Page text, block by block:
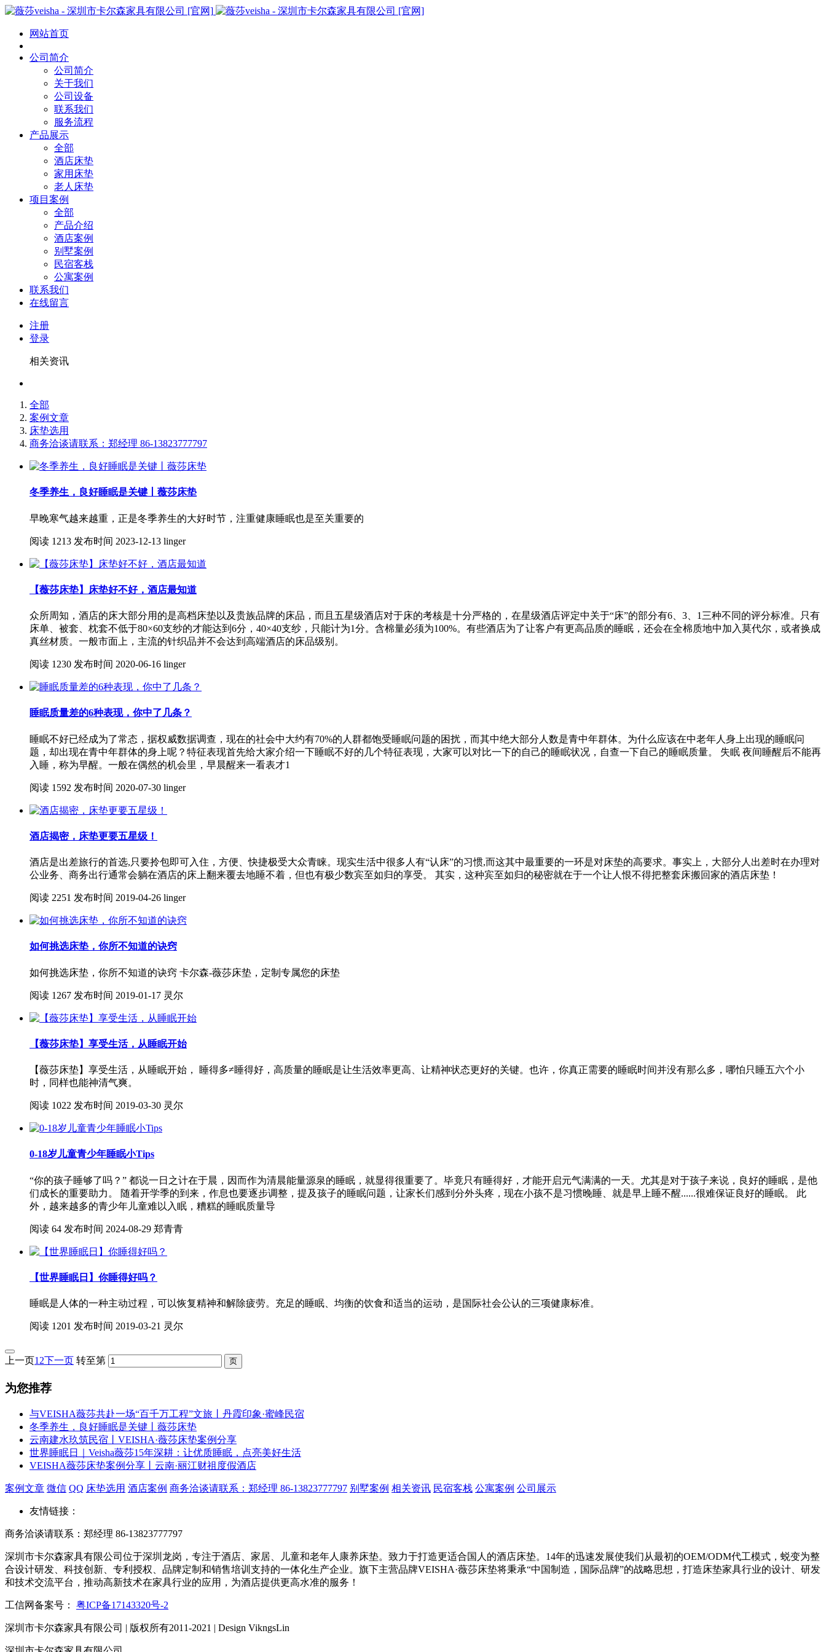
网站首页
公司简介
公司简介
关于我们
公司设备
联系我们
服务流程
产品展示
全部
酒店床垫
家用床垫
老人床垫
项目案例
全部
产品介绍
酒店案例
别墅案例
民宿客栈
公寓案例
联系我们
在线留言
注册
登录
相关资讯
全部
案例文章
床垫选用
商务洽谈请联系：郑经理 86-13823777797
冬季养生，良好睡眠是关键丨薇莎床垫
早晚寒气越来越重，正是冬季养生的大好时节，注重健康睡眠也是至关重要的
阅读 1213 发布时间 2023-12-13 linger
【薇莎床垫】床垫好不好，酒店最知道
众所周知，酒店的床大部分用的是高档床垫以及贵族品牌的床品，而且五星级酒店对于床的考核是十分严格的，在星级酒店评定中关于“床”的部分有6、3、1三种不同的评分标准。只有
床单、被套、枕套不低于80×60支纱的才能达到6分，40×40支纱，只能计为1分。含棉量必须为100%。有些酒店为了让客户有更高品质的睡眠，还会在全棉质地中加入莫代尔，或者换成
真丝材质。一般市面上，主流的针织品并不会达到高端酒店的床品级别。
阅读 1230 发布时间 2020-06-16 linger
睡眠质量差的6种表现，你中了几条？
睡眠不好已经成为了常态，据权威数据调查，现在的社会中大约有70%的人群都饱受睡眠问题的困扰，而其中绝大部分人数是青中年群体。为什么应该在中老年人身上出现的睡眠问
题，却出现在青中年群体的身上呢？特征表现首先给大家介绍一下睡眠不好的几个特征表现，大家可以对比一下的自己的睡眠状况，自查一下自己的睡眠质量。 失眠 夜间睡醒后不能再
入睡，称为早醒。一般在偶然的机会里，早晨醒来一看表才1
阅读 1592 发布时间 2020-07-30 linger
酒店揭密，床垫更要五星级！
酒店是出差旅行的首选,只要拎包即可入住，方便、快捷极受大众青睐。现实生活中很多人有“认床”的习惯,而这其中最重要的一环是对床垫的高要求。事实上，大部分人出差时在办理对
公业务、商务出行通常会躺在酒店的床上翻来覆去地睡不着，但也有极少数宾至如归的享受。 其实，这种宾至如归的秘密就在于一个让人恨不得把整套床搬回家的酒店床垫！
阅读 2251 发布时间 2019-04-26 linger
如何挑选床垫，你所不知道的诀窍
如何挑选床垫，你所不知道的诀窍 卡尔森-薇莎床垫，定制专属您的床垫
阅读 1267 发布时间 2019-01-17 灵尔
【薇莎床垫】享受生活，从睡眠开始
【薇莎床垫】享受生活，从睡眠开始， 睡得多≠睡得好，高质量的睡眠是让生活效率更高、让精神状态更好的关键。也许，你真正需要的睡眠时间并没有那么多，哪怕只睡五六个小
时，同样也能神清气爽。
阅读 1022 发布时间 2019-03-30 灵尔
0-18岁儿童青少年睡眠小Tips
“你的孩子睡够了吗？” 都说一日之计在于晨，因而作为清晨能量源泉的睡眠，就显得很重要了。毕竟只有睡得好，才能开启元气满满的一天。尤其是对于孩子来说，良好的睡眠，是他
们成长的重要助力。 随着开学季的到来，作息也要逐步调整，提及孩子的睡眠问题，让家长们感到分外头疼，现在小孩不是习惯晚睡、就是早上睡不醒......很难保证良好的睡眠。 此
外，越来越多的青少年儿童难以入眠，糟糕的睡眠质量导
阅读 64 发布时间 2024-08-29 郑青青
【世界睡眠日】你睡得好吗？
睡眠是人体的一种主动过程，可以恢复精神和解除疲劳。充足的睡眠、均衡的饮食和适当的运动，是国际社会公认的三项健康标准。
阅读 1201 发布时间 2019-03-21 灵尔
上一页1 2下一页 转至第
为您推荐
与VEISHA薇莎共赴一场“百千万工程”文旅丨丹霞印象·蜜峰民宿
冬季养生，良好睡眠是关键丨薇莎床垫
云南建水玖筑民宿丨VEISHA·薇莎床垫案例分享
世界睡眠日｜Veisha薇莎15年深耕：让优质睡眠，点亮美好生活
VEISHA薇莎床垫案例分享丨云南·丽江财祖度假酒店
案例文章 微信 QQ 床垫选用 酒店案例 商务洽谈请联系：郑经理 86-13823777797 别墅案例 相关资讯 民宿客栈 公寓案例 公司展示
友情链接：
商务洽谈请联系：郑经理 86-13823777797
深圳市卡尔森家具有限公司位于深圳龙岗，专注于酒店、家居、儿童和老年人康养床垫。致力于打造更适合国人的酒店床垫。14年的迅速发展使我们从最初的OEM/ODM代工模式，蜕变为整
合设计研发、科技创新、专利授权、品牌定制和销售培训支持的一体化生产企业。旗下主营品牌VEISHA·薇莎床垫将秉承“中国制造，国际品牌”的战略思想，打造床垫家具行业的设计、研发
和技术交流平台，推动高新技术在家具行业的应用，为酒店提供更高水准的服务！
工信网备案号： 粤ICP备17143320号-2
深圳市卡尔森家具有限公司 | 版权所有2011-2021 | Design VikngsLin